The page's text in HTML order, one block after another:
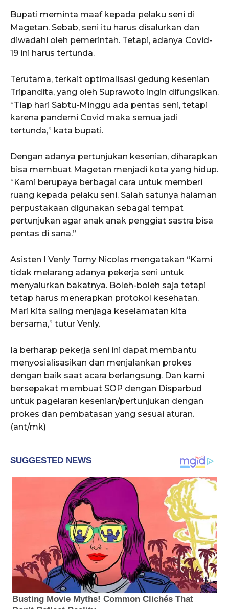
Bupati meminta maaf kepada pelaku seni di
Magetan. Sebab, seni itu harus disalurkan dan
diwadahi oleh pemerintah. Tetapi, adanya Covid-
19 ini harus tertunda.
Terutama, terkait optimalisasi gedung kesenian
Tripandita, yang oleh Suprawoto ingin difungsikan.
“Tiap hari Sabtu-Minggu ada pentas seni, tetapi
karena pandemi Covid maka semua jadi
tertunda,” kata bupati.
Dengan adanya pertunjukan kesenian, diharapkan
bisa membuat Magetan menjadi kota yang hidup.
“Kami berupaya berbagai cara untuk memberi
ruang kepada pelaku seni. Salah satunya halaman
perpustakaan digunakan sebagai tempat
pertunjukan agar anak anak penggiat sastra bisa
pentas di sana.”
Asisten I Venly Tomy Nicolas mengatakan “Kami
tidak melarang adanya pekerja seni untuk
menyalurkan bakatnya. Boleh-boleh saja tetapi
tetap harus menerapkan protokol kesehatan.
Mari kita saling menjaga keselamatan kita
bersama,” tutur Venly.
Ia berharap pekerja seni ini dapat membantu
menyosialisasikan dan menjalankan prokes
dengan baik saat acara berlangsung. Dan kami
bersepakat membuat SOP dengan Disparbud
untuk pagelaran kesenian/pertunjukan dengan
prokes dan pembatasan yang sesuai aturan.
(ant/mk)